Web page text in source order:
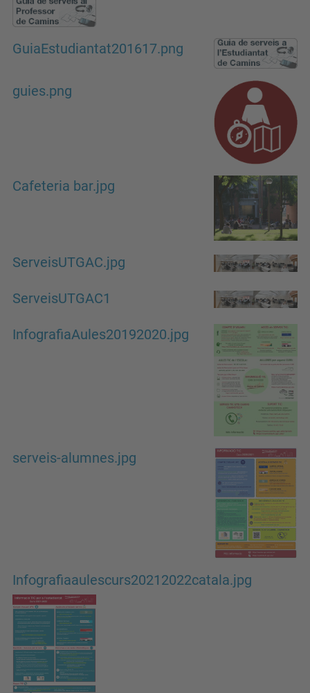
GuiaEstudiantat201617.png
guies.png
Cafeteria bar.jpg
ServeisUTGAC.jpg
ServeisUTGAC1
InfografiaAules20192020.jpg
serveis-alumnes.jpg
Infografiaaulescurs20212022catala.jpg